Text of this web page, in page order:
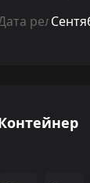
релиза: